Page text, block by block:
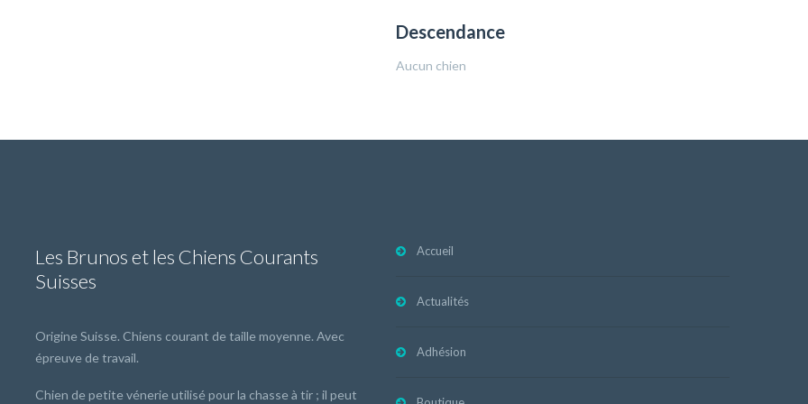
Descendance
Aucun chien
Les Brunos et les Chiens Courants
Suisses
Origine Suisse. Chiens courant de taille moyenne. Avec
épreuve de travail.
Chien de petite vénerie utilisé pour la chasse à tir ; il peut
Accueil
Actualités
Adhésion